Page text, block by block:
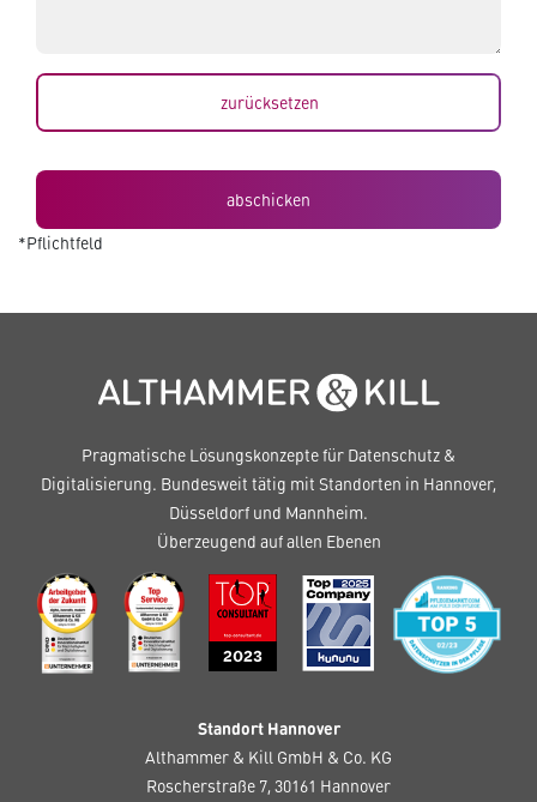
zurücksetzen
*Pflichtfeld
Pragmatische Lösungskonzepte für Datenschutz &
Digitalisierung. Bundesweit tätig mit Standorten in Hannover,
Düsseldorf und Mannheim.
Überzeugend auf allen Ebenen
Standort Hannover
Althammer & Kill GmbH & Co. KG
Roscherstraße 7, 30161 Hannover